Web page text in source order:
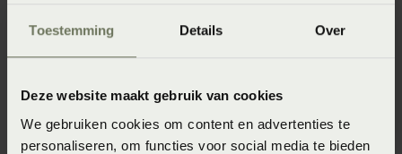
Toestemming Details Over
Deze website maakt gebruik van cookies
We gebruiken cookies om content en advertenties te
personaliseren, om functies voor social media te bieden